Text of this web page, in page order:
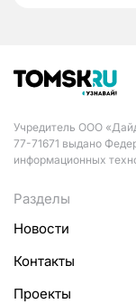
Учредитель ООО
77-71671 выдано
информационных
Разделы
Новости
Контакты
Проекты